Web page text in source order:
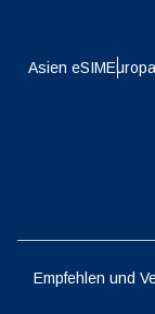
Asien eSIM
Empfehlen und